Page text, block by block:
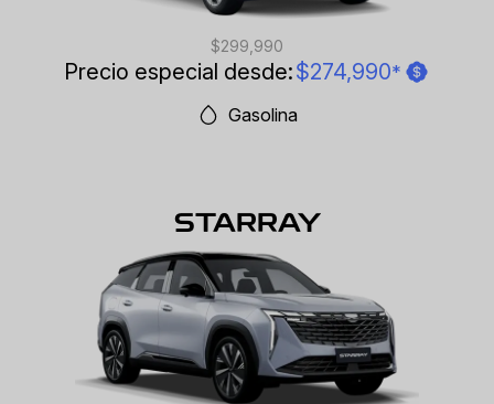
$299,990
Precio especial desde:$274,990*
Gasolina
STARRAY